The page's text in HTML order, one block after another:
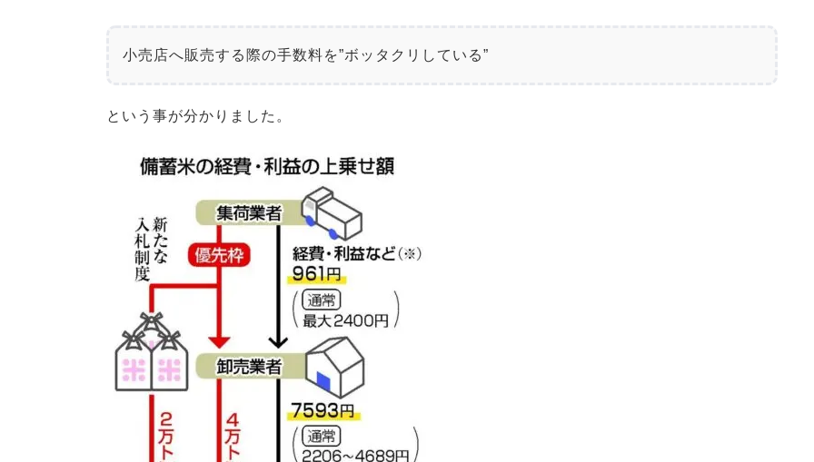
小売店へ販売する際の手数料を”ボッタクリしている”
という事が分かりました。